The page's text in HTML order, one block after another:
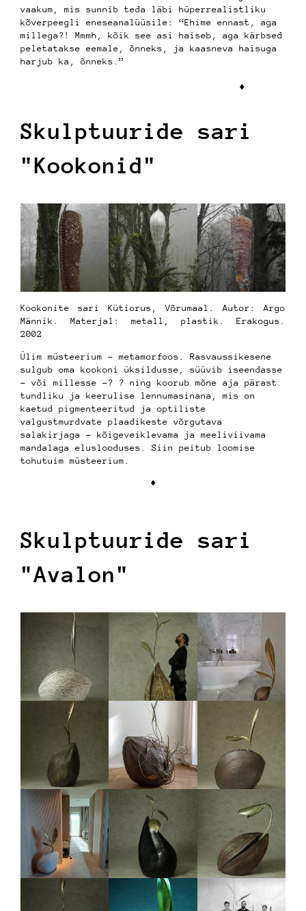
vaakum, mis sunnib teda läbi hüperrealistliku
kõverpeegli eneseanalüüsile: “Ehime ennast, aga
millega?! Mmmh, kõik see asi haiseb, aga kärbsed
peletatakse eemale, õnneks, ja kaasneva haisuga
harjub ka, õnneks.”
♦︎
Skulptuuride sari
"Kookonid"
Kookonite sari Kütiorus, Võrumaal. Autor: Argo
Männik. Materjal: metall, plastik. Erakogus.
2002
Ülim müsteerium - metamorfoos. Rasvaussikesene
sulgub oma kookoni üksildusse, süüvib iseendasse
- või millesse -? ? ning koorub mõne aja pärast
tundliku ja keerulise lennumasinana, mis on
kaetud pigmenteeritud ja optiliste
valgustmurdvate plaadikeste võrgutava
salakirjaga - kõigeveiklevama ja meeliviivama
mandalaga eluslooduses. Siin peitub loomise
tohutuim müsteerium.
♦︎
Skulptuuride sari
"Avalon"